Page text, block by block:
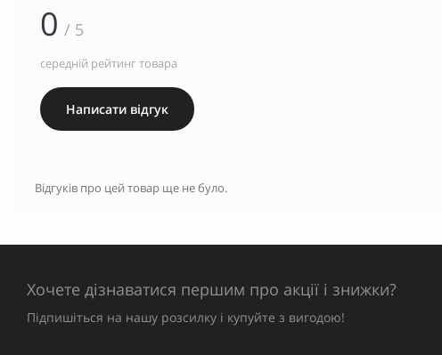
0 / 5
середній рейтинг товара
Написати відгук
Відгуків про цей товар ще не було.
Хочете дізнаватися першим про акції і знижки?
Підпишіться на нашу розсилку і купуйте з вигодою!